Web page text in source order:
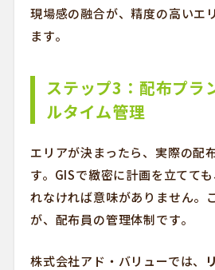
現場感の融合が、精度の高いエ
ます。
ステップ3：配布プラ
ルタイム管理
エリアが決まったら、実際の配
す。GISで緻密に計画を立てて
れなければ意味がありません。
が、配布員の管理体制です。
株式会社アド・バリューでは、